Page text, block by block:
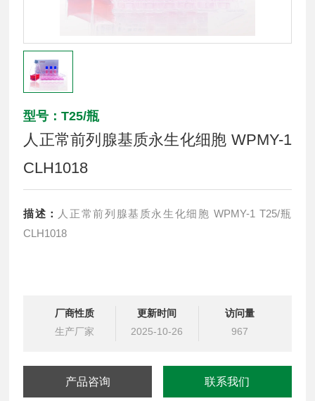
型号：T25/瓶
人正常前列腺基质永生化细胞 WPMY-1
CLH1018
描述： 人正常前列腺基质永生化细胞 WPMY-1 T25/瓶
CLH1018
厂商性质
生产厂家
更新时间
2025-10-26
访问量
967
产品咨询 联系我们